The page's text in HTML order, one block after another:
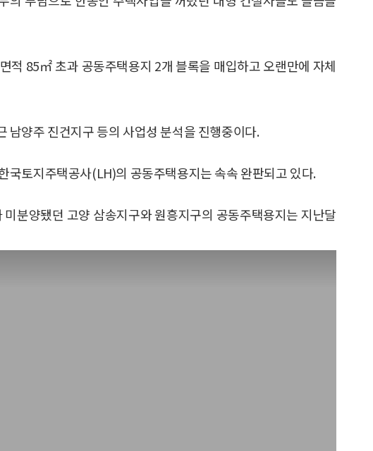
적 85㎡ 초과 공동주택용지 2개 블록을 매입하고 오랜만에 자체
남양주 진건지구 등의 사업성 분석을 진행중이다.
국토지주택공사(LH)의 공동주택용지는 속속 완판되고 있다.
분양됐던 고양 삼송지구와 원흥지구의 공동주택용지는 지난달